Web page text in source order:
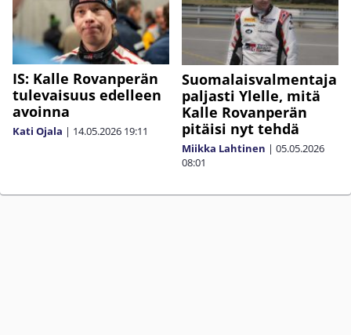
IS: Kalle Rovanperän
tulevaisuus edelleen
avoinna
Kati Ojala | 14.05.2026 19:11
Suomalaisvalmentaja
paljasti Ylelle, mitä
Kalle Rovanperän
pitäisi nyt tehdä
Miikka Lahtinen | 05.05.2026
08:01